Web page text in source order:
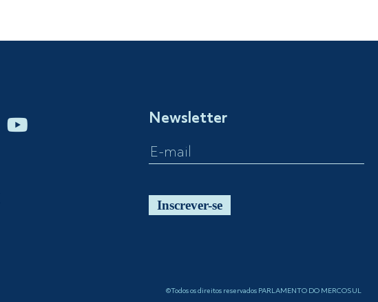
Newsletter
Inscrever-se
©Todos os direitos reservados PARLAMENTO DO MERCOSUL